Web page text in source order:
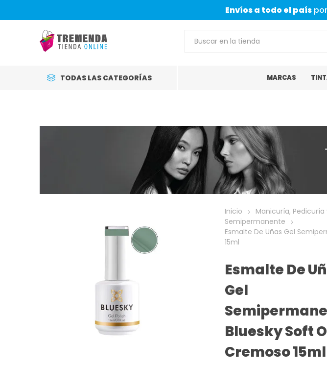
Envíos a todo el país
TODAS LAS CATEGORÍAS MARCAS
Inicio Manicuría, Pedicuría
Semipermanente
Esmalte De Uñas Gel
15ml
Esmalte De
Gel
Bluesky Soft
Cremoso 15ml